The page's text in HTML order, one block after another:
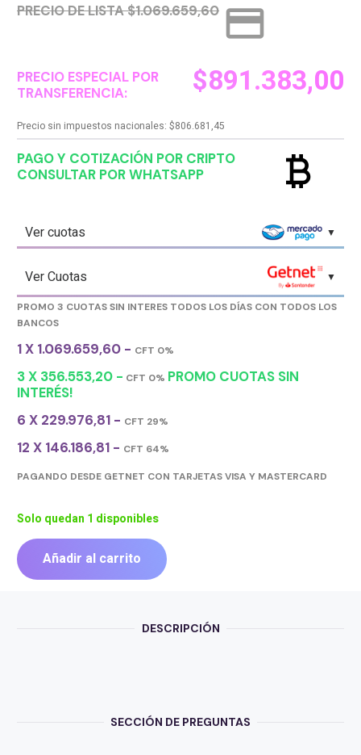
PRECIO DE LISTA $1.069.659,60 credit_card
PRECIO ESPECIAL POR
TRANSFERENCIA:
$891.383,00
Precio sin impuestos nacionales: $806.681,45
PAGO Y COTIZACIÓN POR CRIPTO
CONSULTAR POR WHATSAPP
currency_bitcoin
Ver cuotas
Ver Cuotas
PROMO 3 CUOTAS SIN INTERES TODOS LOS DÍAS CON TODOS LOS
BANCOS
1 X 1.069.659,60 - CFT 0%
3 X 356.553,20 - CFT 0% PROMO CUOTAS SIN
INTERÉS!
6 X 229.976,81 - CFT 29%
12 X 146.186,81 - CFT 64%
PAGANDO DESDE GETNET CON TARJETAS VISA Y MASTERCARD
Solo quedan 1 disponibles
PLACA
DE
Añadir al carrito
DESCRIPCIÓN
SECCIÓN DE PREGUNTAS